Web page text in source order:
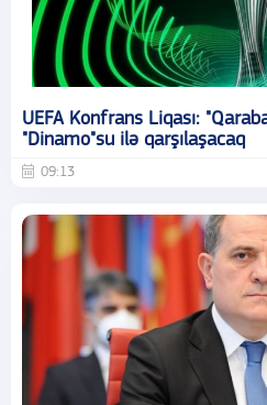
UEFA Konfrans Liqası:
"Dinamo"su ilə qarşılaşacaq
09:13